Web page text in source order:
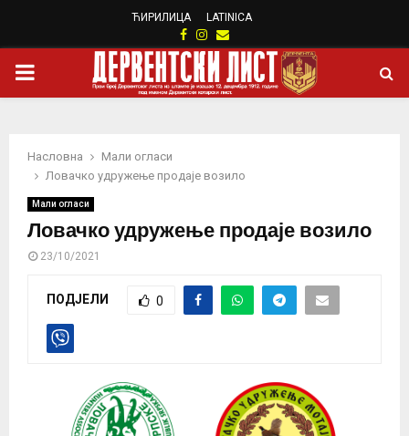
ЋИРИЛИЦА LATINICA
Facebook
Instagram
Email
PRIMARY
Насловна
Мали огласи
Ловачко удружење продаје возило
Мали огласи
Ловачко удружење продаје возило
23/10/2021
ПОДЈЕЛИ 0